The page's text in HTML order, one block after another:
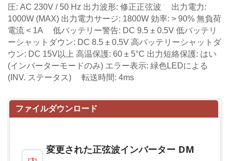
圧: AC 230V / 50 Hz 出力波形: 修正正弦波 出力電力:
1000W (MAX) 出力電力サージ: 1800W 効率: > 90% 無負荷
電流 < 1A 低バッテリー警告: DC 9.5 ± 0.5V 低バッテリ
ーシャットダウン: DC 8.5 ± 0.5V 高バッテリーシャットダ
ウン: DC 15V以上 高温保護: 60 ± 5°C 出力短絡保護: はい
(インバーターモードのみ) エラー表示: 緑色LEDによる
(INV. ステータス) 転送時間: 4ms
ファイルダウンロード
変更された正弦波インバーター DM